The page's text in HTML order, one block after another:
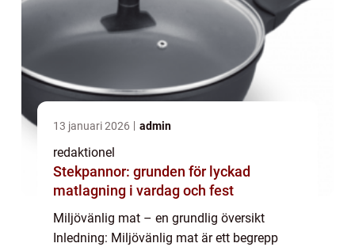
13 januari 2026 admin
redaktionel
Stekpannor: grunden för lyckad
matlagning i vardag och fest
Miljövänlig mat – en grundlig översikt
Inledning: Miljövänlig mat är ett begrepp